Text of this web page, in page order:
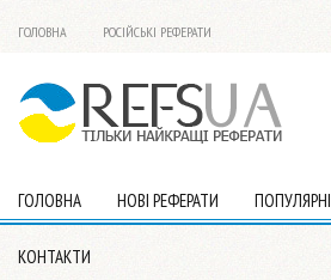
ГОЛОВНА РОСІЙСЬКІ РЕФЕРАТИ
ГОЛОВНА НОВІ РЕФЕРАТИ ПОПУЛЯРНІ
КОНТАКТИ